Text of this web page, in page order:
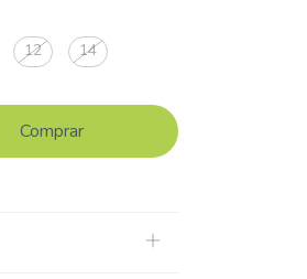
12 14